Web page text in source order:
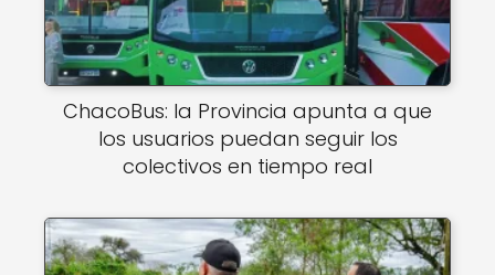
ChacoBus: la Provincia apunta a que
los usuarios puedan seguir los
colectivos en tiempo real